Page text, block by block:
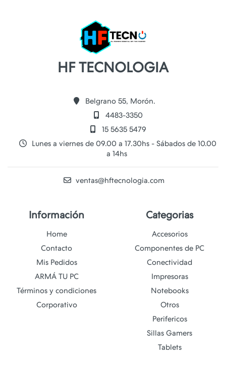
HF TECNOLOGIA
Belgrano 55, Morón.
4483-3350
15 5635 5479
Lunes a viernes de 09.00 a 17.30hs - Sábados de 10.00
a 14hs
ventas@hftecnologia.com
Información
Home
Contacto
Mis Pedidos
ARMÁ TU PC
Términos y condiciones
Corporativo
Categorias
Accesorios
Componentes de PC
Conectividad
Impresoras
Notebooks
Otros
Perifericos
Sillas Gamers
Tablets